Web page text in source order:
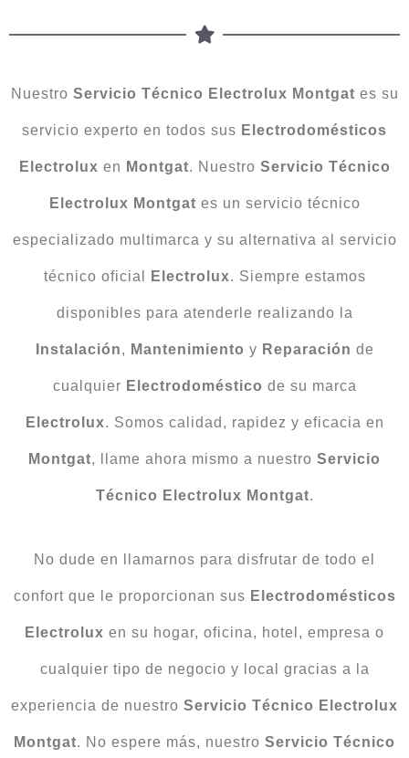
Nuestro Servicio Técnico Electrolux Montgat es su
servicio experto en todos sus Electrodomésticos
Electrolux en Montgat. Nuestro Servicio Técnico
Electrolux Montgat es un servicio técnico
especializado multimarca y su alternativa al servicio
técnico oficial Electrolux. Siempre estamos
disponibles para atenderle realizando la
Instalación, Mantenimiento y Reparación de
cualquier Electrodoméstico de su marca
Electrolux. Somos calidad, rapidez y eficacia en
Montgat, llame ahora mismo a nuestro Servicio
Técnico Electrolux Montgat.
No dude en llamarnos para disfrutar de todo el
confort que le proporcionan sus Electrodomésticos
Electrolux en su hogar, oficina, hotel, empresa o
cualquier tipo de negocio y local gracias a la
experiencia de nuestro Servicio Técnico Electrolux
Montgat. No espere más, nuestro Servicio Técnico